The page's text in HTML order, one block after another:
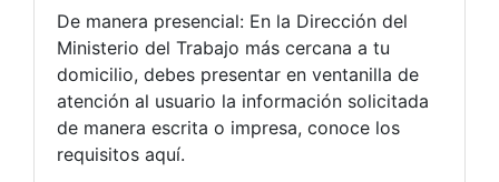
De manera presencial: En la Dirección del
Ministerio del Trabajo más cercana a tu
domicilio, debes presentar en ventanilla de
atención al usuario la información solicitada
de manera escrita o impresa, conoce los
requisitos aquí.